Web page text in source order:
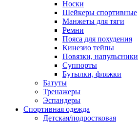
Носки
Шейкеры спортивные
Манжеты для тяги
Ремни
Пояса для похудения
Кинезио тейпы
Повязки, напульсники
Суппорты
Бутылки, фляжки
Батуты
Тренажеры
Эспандеры
Спортивная одежда
Детская/подростковая